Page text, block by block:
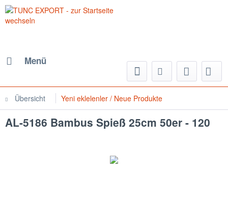
Menü
Übersicht Yeni eklelenler / Neue Produkte
AL-5186 Bambus Spieß 25cm 50er - 120